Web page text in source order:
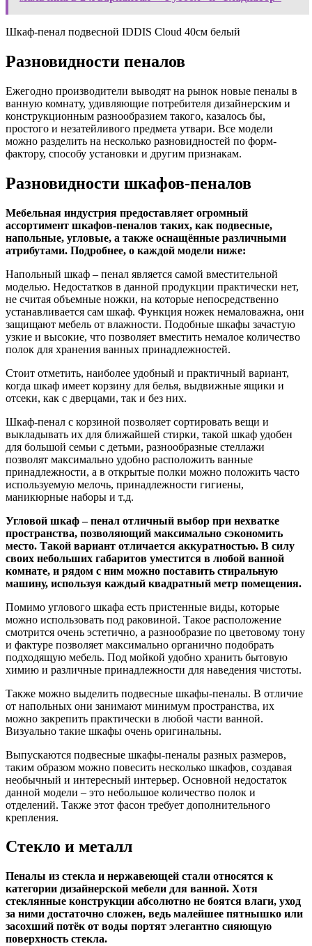
Шкаф-пенал подвесной IDDIS Cloud 40см белый
Разновидности пеналов
Ежегодно производители выводят на рынок новые пеналы в
ванную комнату, удивляющие потребителя дизайнерским и
конструкционным разнообразием такого, казалось бы,
простого и незатейливого предмета утвари. Все модели
можно разделить на несколько разновидностей по форм-
фактору, способу установки и другим признакам.
Разновидности шкафов-пеналов
Мебельная индустрия предоставляет огромный
ассортимент шкафов-пеналов таких, как подвесные,
напольные, угловые, а также оснащённые различными
атрибутами. Подробнее, о каждой модели ниже:
Напольный шкаф – пенал является самой вместительной
моделью. Недостатков в данной продукции практически нет,
не считая объемные ножки, на которые непосредственно
устанавливается сам шкаф. Функция ножек немаловажна, они
защищают мебель от влажности. Подобные шкафы зачастую
узкие и высокие, что позволяет вместить немалое количество
полок для хранения ванных принадлежностей.
Стоит отметить, наиболее удобный и практичный вариант,
когда шкаф имеет корзину для белья, выдвижные ящики и
отсеки, как с дверцами, так и без них.
Шкаф-пенал с корзиной позволяет сортировать вещи и
выкладывать их для ближайшей стирки, такой шкаф удобен
для большой семьи с детьми, разнообразные стеллажи
позволят максимально удобно расположить ванные
принадлежности, а в открытые полки можно положить часто
используемую мелочь, принадлежности гигиены,
маникюрные наборы и т.д.
Угловой шкаф – пенал отличный выбор при нехватке
пространства, позволяющий максимально сэкономить
место. Такой вариант отличается аккуратностью. В силу
своих небольших габаритов уместится в любой ванной
комнате, и рядом с ним можно поставить стиральную
машину, используя каждый квадратный метр помещения.
Помимо углового шкафа есть пристенные виды, которые
можно использовать под раковиной. Такое расположение
смотрится очень эстетично, а разнообразие по цветовому тону
и фактуре позволяет максимально органично подобрать
подходящую мебель. Под мойкой удобно хранить бытовую
химию и различные принадлежности для наведения чистоты.
Также можно выделить подвесные шкафы-пеналы. В отличие
от напольных они занимают минимум пространства, их
можно закрепить практически в любой части ванной.
Визуально такие шкафы очень оригинальны.
Выпускаются подвесные шкафы-пеналы разных размеров,
таким образом можно повесить несколько шкафов, создавая
необычный и интересный интерьер. Основной недостаток
данной модели – это небольшое количество полок и
отделений. Также этот фасон требует дополнительного
крепления.
Стекло и металл
Пеналы из стекла и нержавеющей стали относятся к
категории дизайнерской мебели для ванной. Хотя
стеклянные конструкции абсолютно не боятся влаги, уход
за ними достаточно сложен, ведь малейшее пятнышко или
засохший потёк от воды портят элегантно сияющую
поверхность стекла.